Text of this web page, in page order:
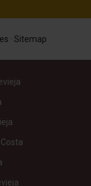
· Sitemap